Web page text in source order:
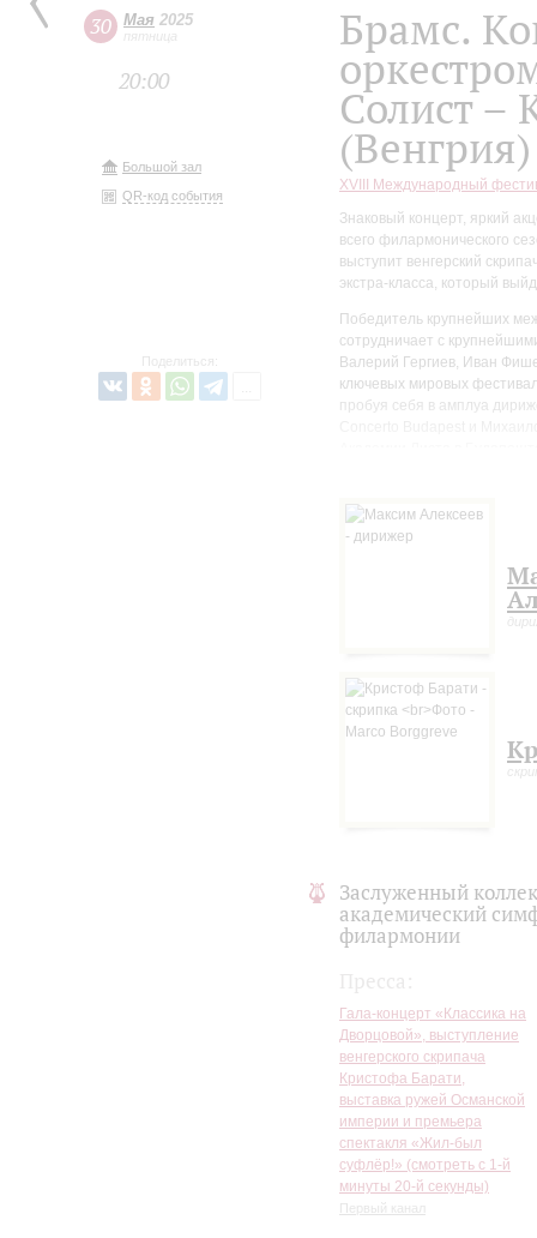
30 Мая 2025
пятница
20:00
Большой зал
QR-код события
Поделиться:
Брамс.
Солист –
(Венгрия)
XVIII Международный
Знаковый концерт, яркий
всего филармонического
выступит венгерский
экстра-класса, который
Победитель крупнейших
сотрудничает с
Валерий Гергиев, Иван
ключевых мировых
пробуя себя в амплуа
С Заслуженным
Скрипичный концерт
Именно Иоахим сыграл
соответствующим
определения «концерт не
предполагавшее
композитора, обсуждал с
исполнял. Если бы не
единственный во всем
прекраснейших сочинений
мирового симфонического
Заслуженный
академический
филармонии
Гала-концерт «Классика на
Дворцовой», выступление
венгерского скрипача
Кристофа Барати,
выставка ружей Османской
империи и премьера
спектакля «Жил-был
суфлёр!» (смотреть с 1-й
минуты 20-й секунды)
Первый канал